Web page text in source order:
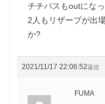
チチパスもoutにな
2人もリザーブが出
か?
2021/11/17 22:06:52返信
FUMA